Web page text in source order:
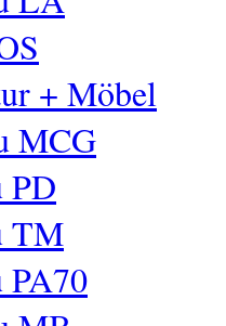
+ Möbel
MCG
PD
TM
PA70